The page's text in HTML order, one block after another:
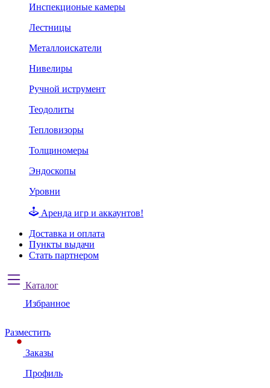
Инспекционые камеры
Лестницы
Металлоискатели
Нивелиры
Ручной иструмент
Теодолиты
Тепловизоры
Толщиномеры
Эндоскопы
Уровни
Аренда игр и аккаунтов!
Доставка и оплата
Пункты выдачи
Стать партнером
Каталог
Избранное
Разместить
Заказы
Профиль